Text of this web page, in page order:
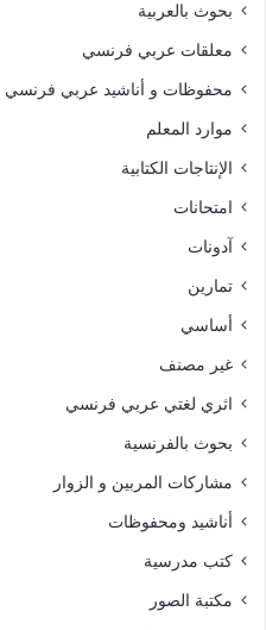
بحوث بالعربية
معلقات عربي فرنسي
محفوظات و أناشيد عربي فرنسي
موارد المعلم
الإنتاجات الكتابية
امتحانات
آدونات
تمارين
أساسي
غير مصنف
اثري لغتي عربي فرنسي
بحوث بالفرنسية
مشاركات المربين و الزوار
أناشيد ومحفوظات
كتب مدرسية
مكتبة الصور